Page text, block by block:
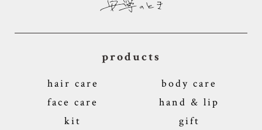
products
hair care
body care
face care
hand & lip
kit
gift